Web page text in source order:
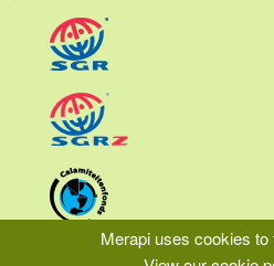
Merapi uses cookies to
Kalimantan
Moluccas
Papua
Sulawesi
Sumatra